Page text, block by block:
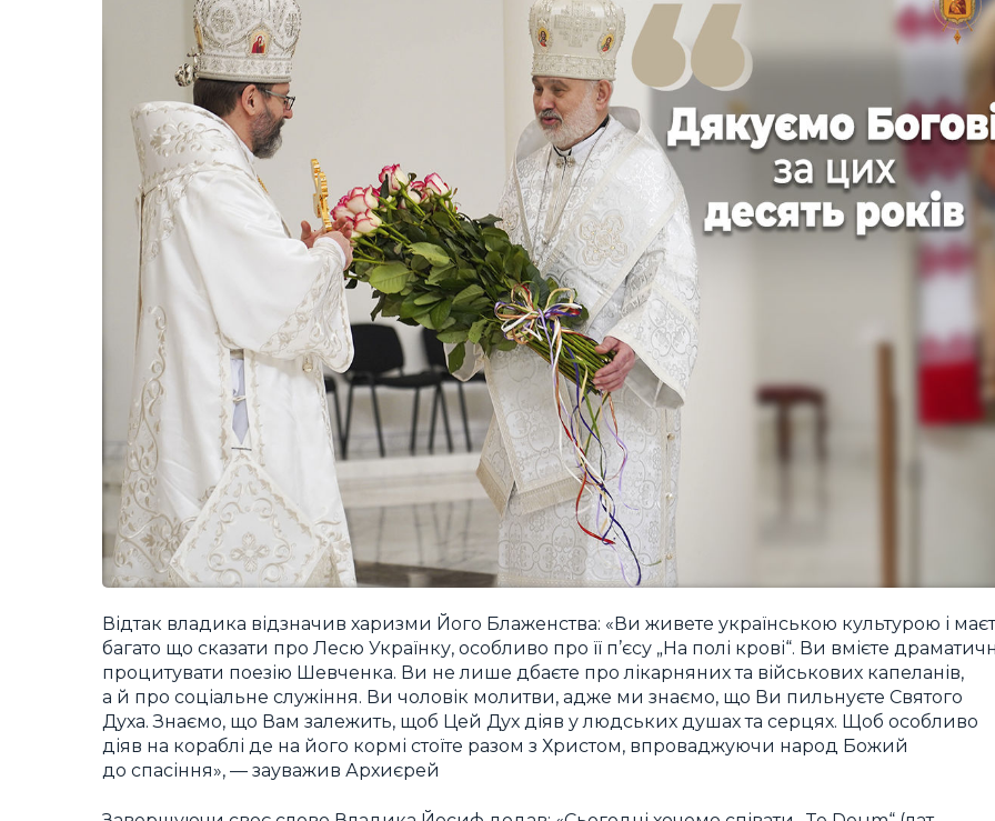
Відтак владика відзначив харизми Його Блаженства: «Ви живете українською культурою і
багато що сказати про Лесю Українку, особливо про її п’єсу „На полі крові“. Ви вмієте
процитувати поезію Шевченка. Ви не лише дбаєте про лікарняних та військових капеланів,
а й про соціальне служіння. Ви чоловік молитви, адже ми знаємо, що Ви пильнуєте Святого
Духа. Знаємо, що Вам залежить, щоб Цей Дух діяв у людських душах та серцях. Щоб особливо
діяв на кораблі де на його кормі стоїте разом з Христом, впроваджуючи народ Божий
до спасіння», — зауважив Архиєрей